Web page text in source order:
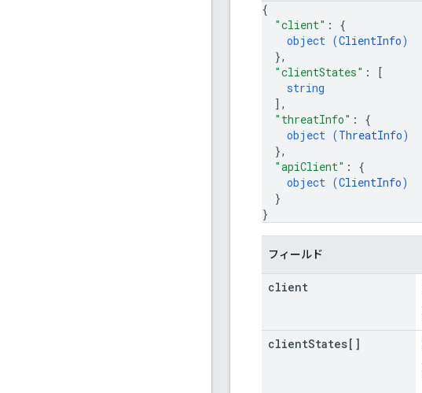
{
"client" : {
object (ClientInfo)
},
"clientStates" :
[
string
] ,
"threatInfo" : {
object (ThreatInfo)
},
"apiClient" : {
object (ClientInfo)
}
}
フィールド
client
clientStates[]